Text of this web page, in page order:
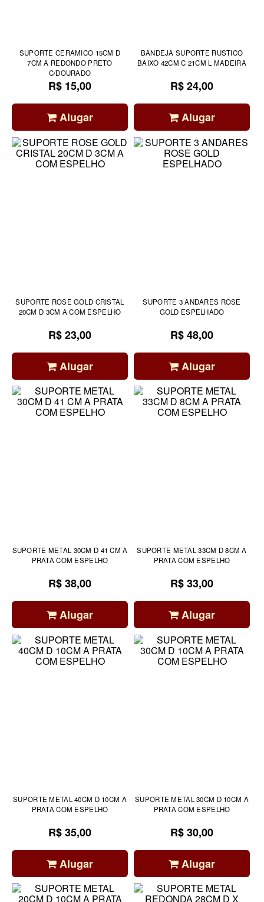
SUPORTE CERAMICO 15CM D
7CM A REDONDO PRETO
C/DOURADO
R$ 15,00
Alugar
BANDEJA SUPORTE RUSTICO
BAIXO 42CM C 21CM L MADEIRA
R$ 24,00
Alugar
SUPORTE ROSE GOLD CRISTAL
20CM D 3CM A COM ESPELHO
R$ 23,00
Alugar
SUPORTE 3 ANDARES ROSE
GOLD ESPELHADO
R$ 48,00
Alugar
SUPORTE METAL 30CM D 41 CM A
PRATA COM ESPELHO
R$ 38,00
Alugar
SUPORTE METAL 33CM D 8CM A
PRATA COM ESPELHO
R$ 33,00
Alugar
SUPORTE METAL 40CM D 10CM A
PRATA COM ESPELHO
R$ 35,00
Alugar
SUPORTE METAL 30CM D 10CM A
PRATA COM ESPELHO
R$ 30,00
Alugar